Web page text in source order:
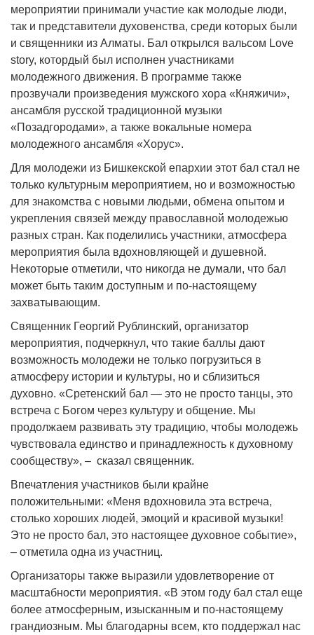
мероприятии принимали участие как молодые люди,
так и представители духовенства, среди которых были
и священники из Алматы. Бал открылся вальсом Love
story, котордый был исполнен участниками
молодежного движения. В программе также
прозвучали произведения мужского хора «Княжичи»,
ансамбля русской традиционной музыки
«Позадгородами», а также вокальные номера
молодежного ансамбля «Хорус».
Для молодежи из Бишкекской епархии этот бал стал не
только культурным мероприятием, но и возможностью
для знакомства с новыми людьми, обмена опытом и
укрепления связей между православной молодежью
разных стран. Как поделились участники, атмосфера
мероприятия была вдохновляющей и душевной.
Некоторые отметили, что никогда не думали, что бал
может быть таким доступным и по-настоящему
захватывающим.
Священник Георгий Рублинский, организатор
мероприятия, подчеркнул, что такие баллы дают
возможность молодежи не только погрузиться в
атмосферу истории и культуры, но и сблизиться
духовно. «Сретенский бал — это не просто танцы, это
встреча с Богом через культуру и общение. Мы
продолжаем развивать эту традицию, чтобы молодежь
чувствовала единство и принадлежность к духовному
сообществу», – сказал священник.
Впечатления участников были крайне
положительными: «Меня вдохновила эта встреча,
столько хороших людей, эмоций и красивой музыки!
Это не просто бал, это настоящее духовное событие»,
– отметила одна из участниц.
Организаторы также выразили удовлетворение от
масштабности мероприятия. «В этом году бал стал еще
более атмосферным, изысканным и по-настоящему
грандиозным. Мы благодарны всем, кто поддержал нас